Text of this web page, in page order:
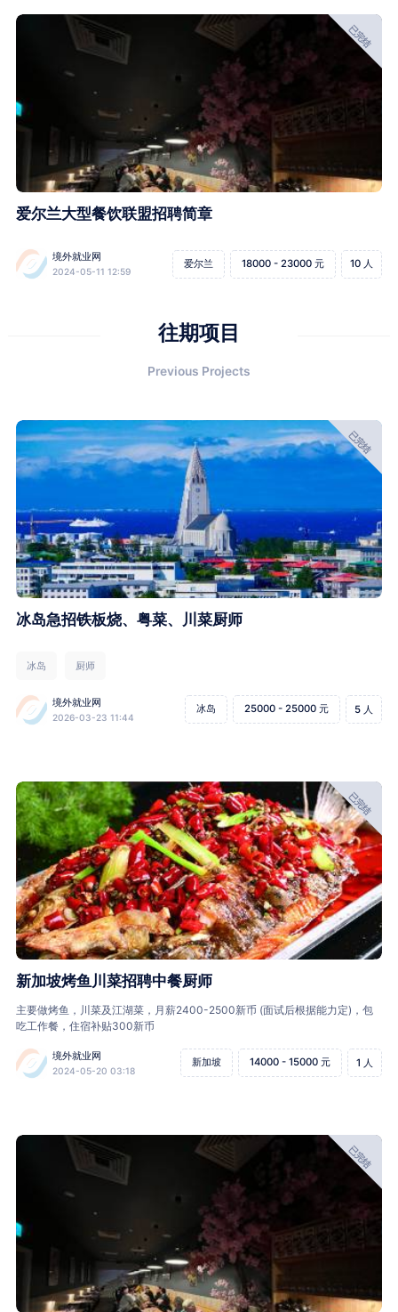
已完结
爱尔兰大型餐饮联盟招聘简章
境外就业网
2024-05-11 12:59
爱尔兰 18000 - 23000 元 10 人
往期项目
Previous Projects
已完结
冰岛急招铁板烧、粤菜、川菜厨师
冰岛 厨师
境外就业网
2026-03-23 11:44
冰岛 25000 - 25000 元 5 人
已完结
新加坡烤鱼川菜招聘中餐厨师
主要做烤鱼，川菜及江湖菜，月薪2400-2500新币 (面试后根据能力定)，包
吃工作餐，住宿补贴300新币
境外就业网
2024-05-20 03:18
新加坡 14000 - 15000 元 1 人
已完结